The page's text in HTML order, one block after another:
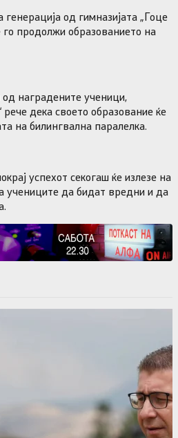
од гимназијата „Гоце
го продолжи образованието на
наградените ученици,
дека своето образование ќе
на билингвална паралелка.
успехот секогаш ќе излезе на
учениците да бидат вредни и да